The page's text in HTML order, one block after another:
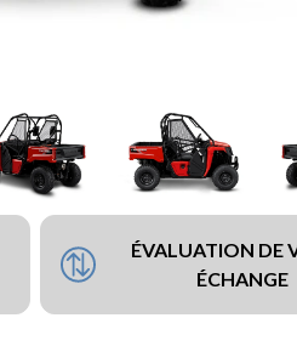
ÉVALUATION DE
ÉCHANGE